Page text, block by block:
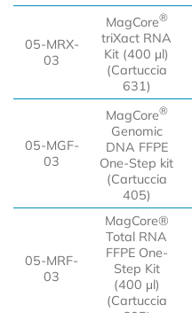
05-MRX-
03
MagCore®
triXact RNA
Kit (400 μl)
(Cartuccia
631)
05-MGF-
03
MagCore®
Genomic
DNA FFPE
One-Step kit
(Cartuccia
405)
05-MRF-
03
MagCore®
Total RNA
FFPE One-
Step Kit
(400 μl)
(Cartuccia